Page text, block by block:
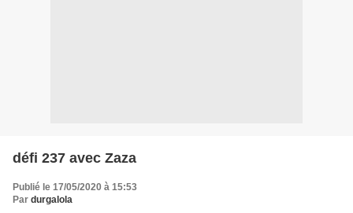
défi 237 avec Zaza
Publié le 17/05/2020 à 15:53
Par durgalola